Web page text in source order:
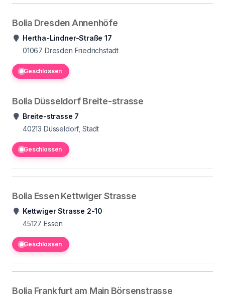
Bolia Dresden Annenhöfe
Hertha-Lindner-Straße 17
01067 Dresden Friedrichstadt
Geschlossen
Bolia Düsseldorf Breite-strasse
Breite-strasse 7
40213 Düsseldorf, Stadt
Geschlossen
Bolia Essen Kettwiger Strasse
Kettwiger Strasse 2-10
45127 Essen
Geschlossen
Bolia Frankfurt am Main Börsenstrasse